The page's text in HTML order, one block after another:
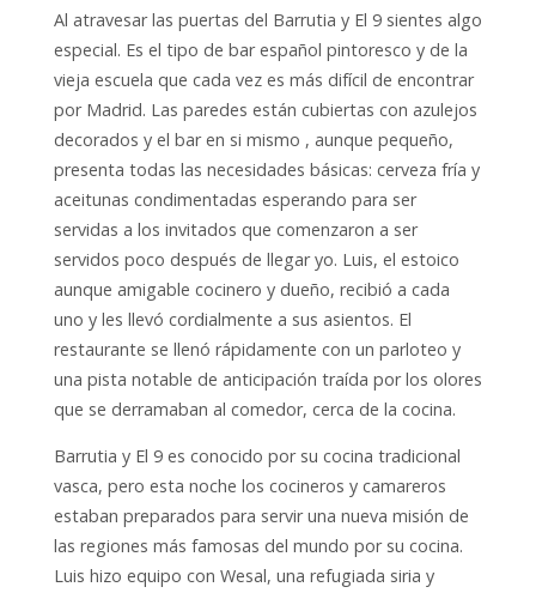
Al atravesar las puertas del Barrutia y El 9 sientes algo
especial. Es el tipo de bar español pintoresco y de la
vieja escuela que cada vez es más difícil de encontrar
por Madrid. Las paredes están cubiertas con azulejos
decorados y el bar en si mismo , aunque pequeño,
presenta todas las necesidades básicas: cerveza fría y
aceitunas condimentadas esperando para ser
servidas a los invitados que comenzaron a ser
servidos poco después de llegar yo. Luis, el estoico
aunque amigable cocinero y dueño, recibió a cada
uno y les llevó cordialmente a sus asientos. El
restaurante se llenó rápidamente con un parloteo y
una pista notable de anticipación traída por los olores
que se derramaban al comedor, cerca de la cocina.
Barrutia y El 9 es conocido por su cocina tradicional
vasca, pero esta noche los cocineros y camareros
estaban preparados para servir una nueva misión de
las regiones más famosas del mundo por su cocina.
Luis hizo equipo con Wesal, una refugiada siria y